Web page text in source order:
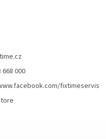
668 000
fixtimeservis